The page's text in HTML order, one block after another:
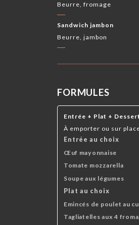
Beurre, fromage
Sandwich jambon
Beurre, jambon
FORMULES
Entrée + Plat + Dessert
À emporter ou sur
Entrée au choix
Œuf mayonnaise
Tomate mozzarella
Soupe aux légumes
Plat au choix
Emincés de poulet au
Tagliatelles aux 4